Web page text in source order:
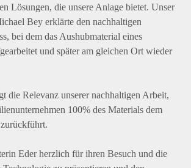
Lösungen, die unsere Anlage bietet. Unser
Bey erklärte den nachhaltigen
bei dem das Aushubmaterial eines
und später am gleichen Ort wieder
die Relevanz unserer nachhaltigen Arbeit,
100% des Materials dem
Eder herzlich für ihren Besuch und die